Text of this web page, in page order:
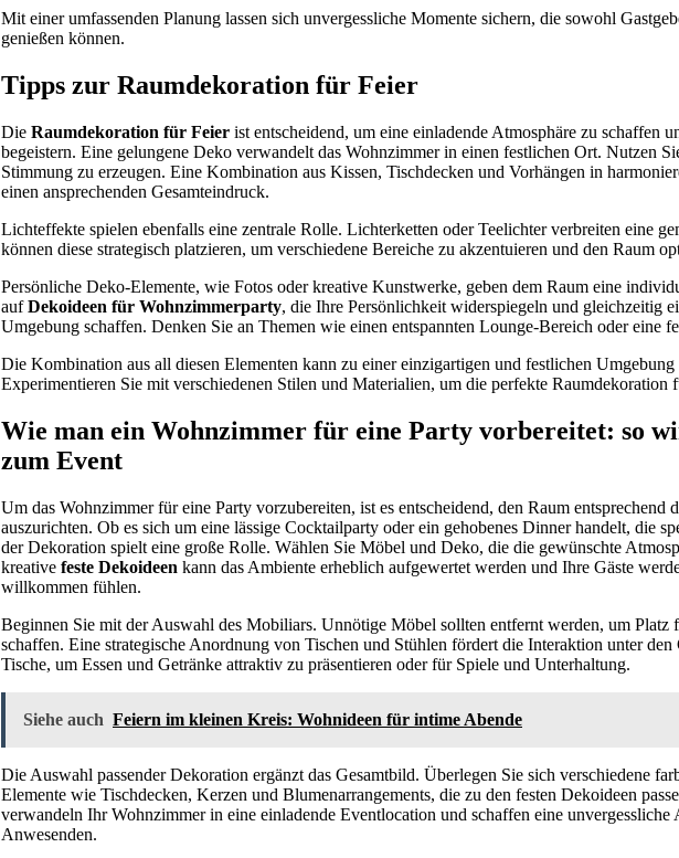
Mit einer umfassenden Planung lassen sich unvergessliche Momente sichern, die sowohl
genießen können.
Tipps zur Raumdekoration für Feier
Die Raumdekoration für Feier ist entscheidend, um eine einladende Atmosphäre zu schaffen
begeistern. Eine gelungene Deko verwandelt das Wohnzimmer in einen festlichen Ort. Nutzen
Stimmung zu erzeugen. Eine Kombination aus Kissen, Tischdecken und Vorhängen in
einen ansprechenden Gesamteindruck.
Lichteffekte spielen ebenfalls eine zentrale Rolle. Lichterketten oder Teelichter verbreiten eine
können diese strategisch platzieren, um verschiedene Bereiche zu akzentuieren und den Raum
Persönliche Deko-Elemente, wie Fotos oder kreative Kunstwerke, geben dem Raum eine
aufDekoideen für Wohnzimmerparty, die Ihre Persönlichkeit widerspiegeln und gleichzeitig
Umgebung schaffen. Denken Sie an Themen wie einen entspannten Lounge-Bereich oder eine
Die Kombination aus all diesen Elementen kann zu einer einzigartigen und festlichen Umgebung
Experimentieren Sie mit verschiedenen Stilen und Materialien, um die perfekte Raumdekoration
Wie man ein Wohnzimmer für eine Party vorbereitet: so
zum Event
Um das Wohnzimmer für eine Party vorzubereiten, ist es entscheidend, den Raum entsprechend
auszurichten. Ob es sich um eine lässige Cocktailparty oder ein gehobenes Dinner handelt, die
der Dekoration spielt eine große Rolle. Wählen Sie Möbel und Deko, die die gewünschte
kreative feste Dekoideen kann das Ambiente erheblich aufgewertet werden und Ihre Gäste
willkommen fühlen.
Beginnen Sie mit der Auswahl des Mobiliars. Unnötige Möbel sollten entfernt werden, um Platz
schaffen. Eine strategische Anordnung von Tischen und Stühlen fördert die Interaktion unter den
Tische, um Essen und Getränke attraktiv zu präsentieren oder für Spiele und Unterhaltung.
Siehe auch Feiern im kleinen Kreis: Wohnideen für intime Abende
Die Auswahl passender Dekoration ergänzt das Gesamtbild. Überlegen Sie sich verschiedene
Elemente wie Tischdecken, Kerzen und Blumenarrangements, die zu den festen Dekoideen
verwandeln Ihr Wohnzimmer in eine einladende Eventlocation und schaffen eine unvergessliche
Anwesenden.